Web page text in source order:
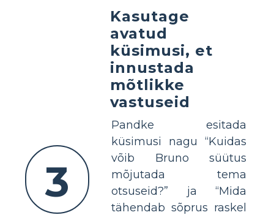
3
Kasutage
avatud
küsimusi, et
innustada
mõtlikke
vastuseid
Pandke esitada
küsimusi nagu “Kuidas
võib Bruno süütus
mõjutada tema
otsuseid?” ja “Mida
tähendab sõprus raskel